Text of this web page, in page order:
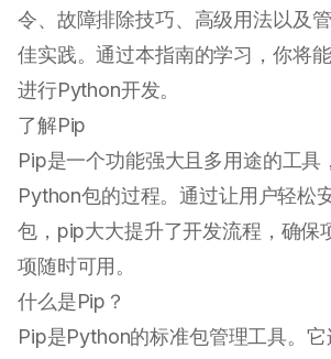
令、故障排除技巧、高级用法以及
佳实践。通过本指南的学习，你将
进行Python开发。
了解Pip
Pip是一个功能强大且多用途的工具
Python包的过程。通过让用户轻松
包，pip大大提升了开发流程，确保
项随时可用。
什么是Pip？
Pip是Python的标准包管理工具。